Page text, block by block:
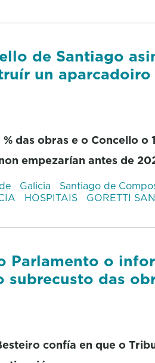
de Santiago
un aparcadoiro
das obras e o Concello o
empezarían antes de
Galicia
Santiago de
HOSPITAIS GORETTI
Parlamento o
subrecusto das
confía en que o